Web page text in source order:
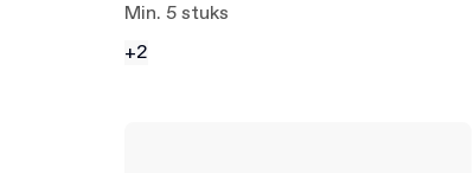
Min. 5 stuks
+2